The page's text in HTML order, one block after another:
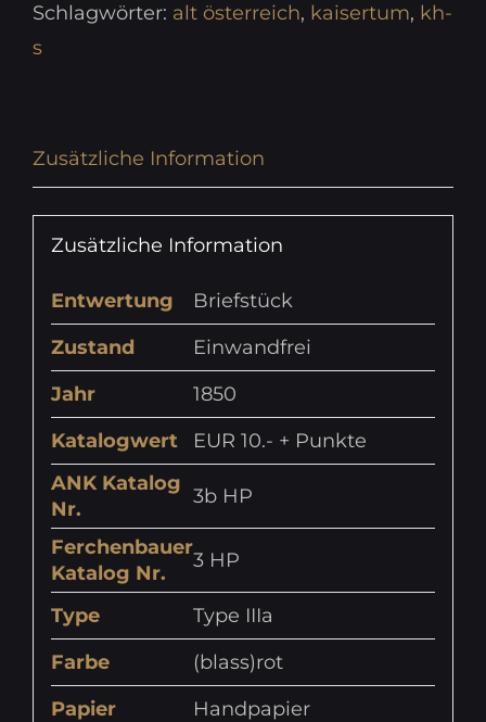
Schlagwörter: alt österreich, kaisertum, kh-
s
Zusätzliche Information
Zusätzliche Information
Entwertung
Briefstück
Zustand
Einwandfrei
Jahr
1850
Katalogwert
EUR 10.- + Punkte
ANK Katalog
Nr.
3b HP
Ferchenbauer
Katalog Nr.
3 HP
Type
Type IIIa
Farbe
(blass)rot
Papier
Handpapier